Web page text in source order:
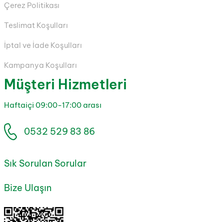
Çerez Politikası
Teslimat Koşulları
İptal ve İade Koşulları
Kampanya Koşulları
Müşteri Hizmetleri
Haftaiçi 09:00-17:00 arası
0532 529 83 86
Sık Sorulan Sorular
Bize Ulaşın